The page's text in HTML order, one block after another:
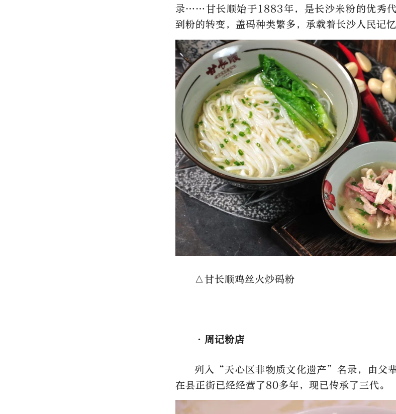
录……甘长顺始于1883年，是长沙米粉的优秀
到粉的转变，盖码种类繁多，承载着长沙人民记忆
△甘长顺鸡丝火炒码粉
· 周记粉店
列入“天心区非物质文化遗产”名录，由父
在县正街已经经营了80多年，现已传承了三代。